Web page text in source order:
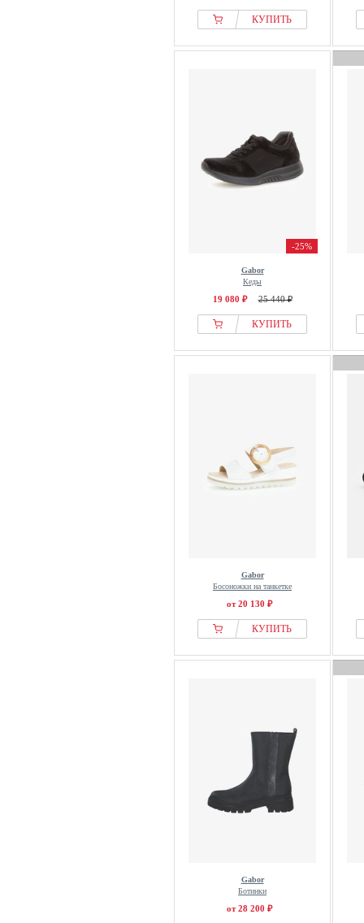
КУПИТЬ
-25%
Gabor
Кеды
19 080 ₽ 25 440 ₽
КУПИТЬ
Gabor
Босоножки на танкетке
от 20 130 ₽
КУПИТЬ
Gabor
Ботинки
от 28 200 ₽